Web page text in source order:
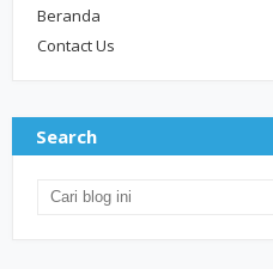
Beranda
Contact Us
Search